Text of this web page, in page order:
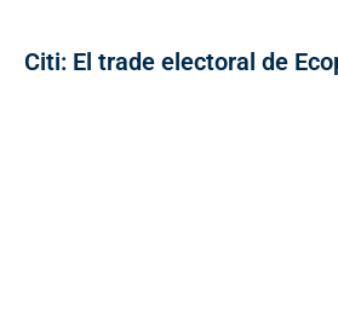
Citi: El trade electoral de